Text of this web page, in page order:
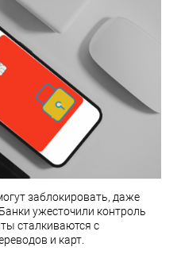
заблокировать, даже
ужесточили контроль
сталкиваются с
и карт.